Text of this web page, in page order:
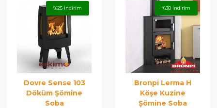
%30 İndirim
Bronpi Lerma H
Köşe Kuzine
Şömine Soba
%25 İndirim
La Nordica Rosa
Reverse Kuzine
Soba